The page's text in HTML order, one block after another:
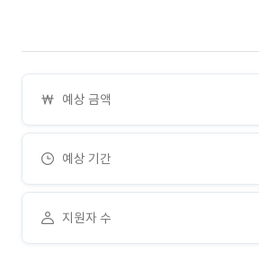
예상 금액
예상 기간
지원자 수